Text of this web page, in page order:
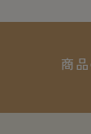
商